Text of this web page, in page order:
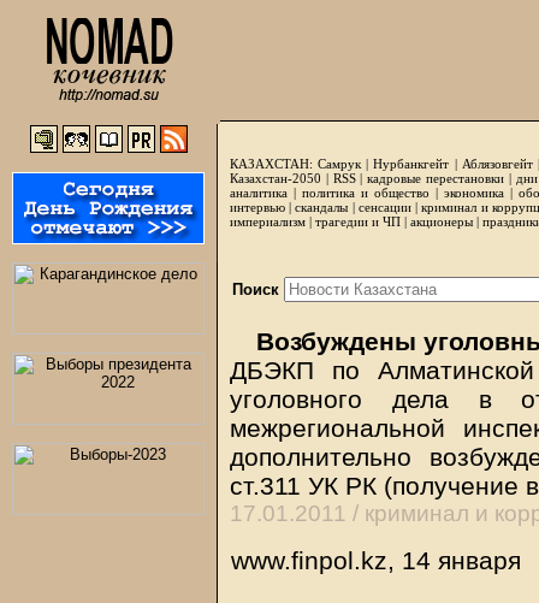
КАЗАХСТАН: Самрук |Нурбанкгейт | Аблязовгейт
Казахстан-2050 | RSS|кадровые перестановки|
аналитика | политика и общество | экономика |
интервью |скандалы | сенсации|криминал и
империализм | трагедии и ЧП | акционеры |
Поиск
Возбуждены
ДБЭКП по
уголовного дела в
межрегиональной
дополнительно
ст.311 УК РК (получение
17.01.2011 / криминал и
www.finpol.kz, 14 января